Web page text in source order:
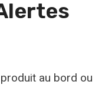
au bord ou